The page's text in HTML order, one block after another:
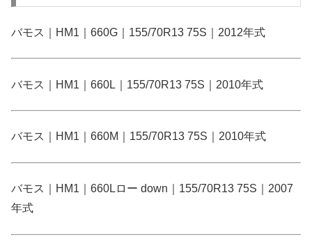
バモス｜HM1｜660G｜155/70R13 75S｜2012年式
バモス｜HM1｜660L｜155/70R13 75S｜2010年式
バモス｜HM1｜660M｜155/70R13 75S｜2010年式
バモス｜HM1｜660Lロー down｜155/70R13 75S｜2007
年式